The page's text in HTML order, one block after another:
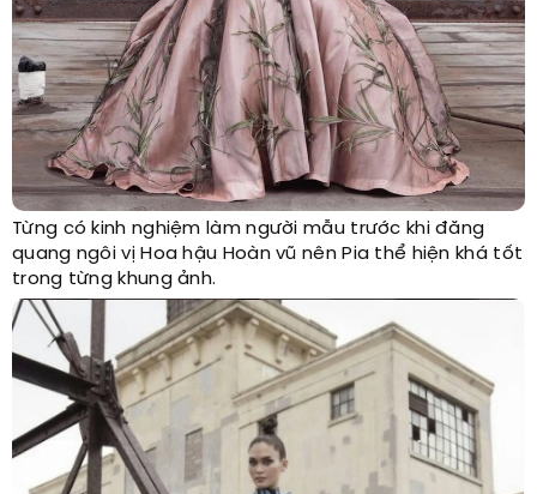
Từng có kinh nghiệm làm người mẫu trước khi đăng
quang ngôi vị Hoa hậu Hoàn vũ nên Pia thể hiện khá tốt
trong từng khung ảnh.